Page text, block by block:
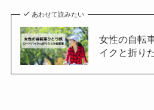
あわせて読みたい
女性の自転
イクと折り